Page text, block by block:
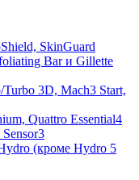
SkinGuard
Bar и Gillette
3D, Mach3 Start,
Quattro Essential4
(кроме Hydro 5